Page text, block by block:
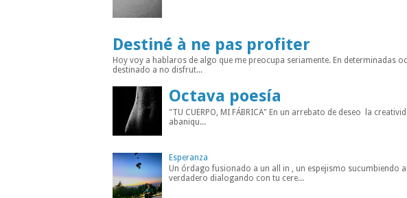
Destiné à ne pas profiter
Hoy voy a hablaros de algo que me preocupa seriamente. En determinadas
destinado a no disfrut...
Octava poesía
"TU CUERPO, MI FÁBRICA" En un arrebato de deseo la
abaniqu...
Esperanza
Un órdago fusionado a un all in , un espejismo
verdadero dialogando con tu cere...